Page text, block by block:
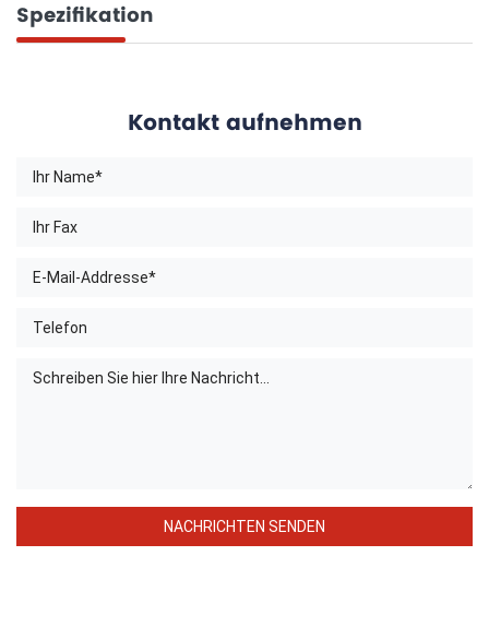
Spezifikation
Kontakt aufnehmen